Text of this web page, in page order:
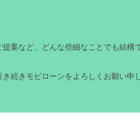
案など、どんな些細なことでも結構
続きモビローンをよろしくお願い申